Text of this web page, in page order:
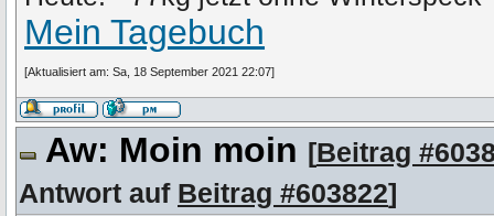
Mein Tagebuch
[Aktualisiert am: Sa, 18 September 2021 22:07]
Aw: Moin moin [Beitrag
Antwort auf Beitrag #603822]